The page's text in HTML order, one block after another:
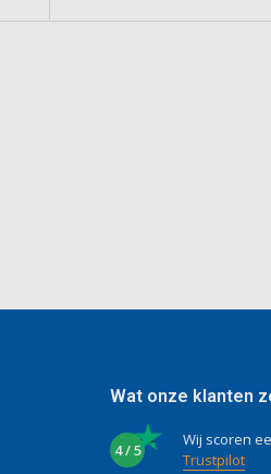
Wat onze klanten
4 / 5
Wij scoren
Trustpilot